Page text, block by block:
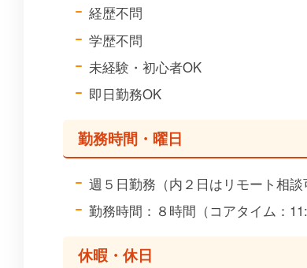
経歴不問
学歴不問
未経験・初心者OK
即日勤務OK
勤務時間・曜日
週５日勤務（内２日はリモート相談
勤務時間：８時間（コアタイム：
休暇・休日